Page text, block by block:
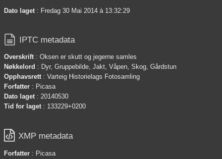
Dato laget: Fredag 30 Mai 2014 à 13:32:29
 IPTC metadata
Overskrift: Oksen er skutt og jegerne samles
Nøkkelord : Dyr, Gruppebilde, Jakt, Våpen, Skog, Gårdstun
Opphavsrett: Varteig Historielags Fotosamling
Forfatter : Picasa
Dato laget: 20140530
Tid for laget: 133229+0200
 XMP metadata
Forfatter : Picasa